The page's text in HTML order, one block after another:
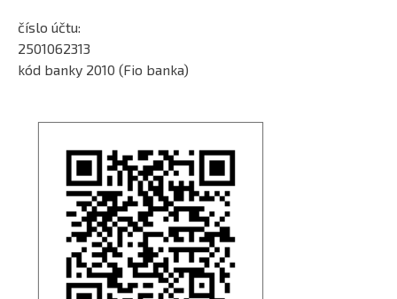
číslo účtu:
2501062313
kód banky 2010 (Fio banka)